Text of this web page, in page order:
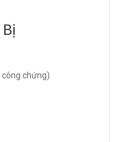
công chứng)